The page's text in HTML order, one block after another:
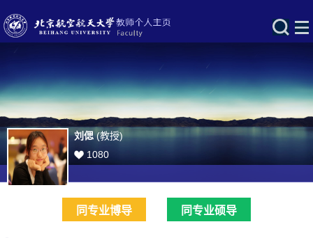
刘偲(教授)
1080
同专业博导 同专业硕导